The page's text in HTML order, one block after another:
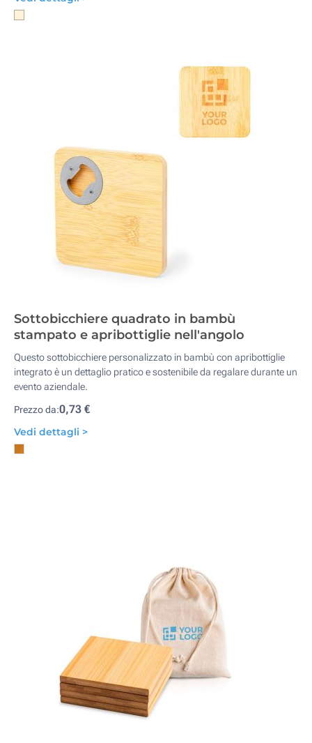
Sottobicchiere quadrato in bambù
stampato e apribottiglie nell'angolo
Questo sottobicchiere personalizzato in bambù con apribottiglie
integrato è un dettaglio pratico e sostenibile da regalare durante un
evento aziendale.
Prezzo da:0,73 €
Vedi dettagli >